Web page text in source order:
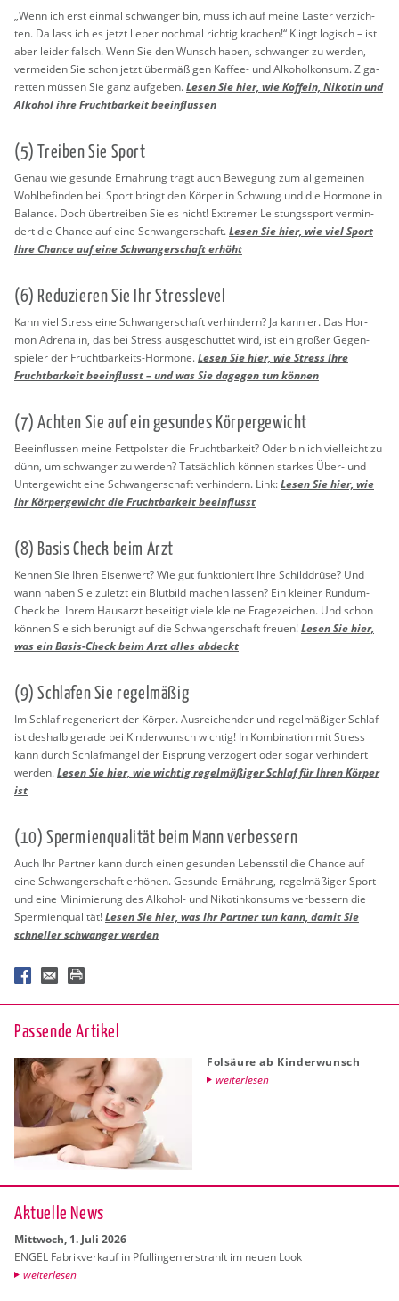
„Wenn ich erst ein­mal schwan­ger bin, muss ich auf meine Las­ter ver­zich­
ten. Da lass ich es jetzt lie­ber noch­mal rich­tig kra­chen!“ Klingt lo­gisch – ist
aber lei­der falsch. Wenn Sie den Wunsch haben, schwan­ger zu wer­den,
ver­mei­den Sie schon jetzt über­mä­ßi­gen Kaf­fee- und Al­ko­hol­kon­sum. Zi­ga­
ret­ten müs­sen Sie ganz auf­ge­ben.Lesen Sie hier, wie Kof­fe­in, Ni­ko­tin und
Al­ko­hol ihre Frucht­bar­keit be­ein­flus­sen
(5) Trei­ben Sie Sport
Genau wie ge­sun­de Er­näh­rung trägt auch Be­we­gung zum all­ge­mei­nen
Wohl­be­fin­den bei. Sport bringt den Kör­per in Schwung und die Hor­mo­ne in
Ba­lan­ce. Doch über­trei­ben Sie es nicht! Ex­tre­mer Leis­tungs­sport ver­min­
dert die Chan­ce auf eine Schwan­ger­schaft.Lesen Sie hier, wie viel Sport
Ihre Chan­ce auf eine Schwan­ger­schaft er­höht
(6) Re­du­zie­ren Sie Ihr Stress­le­vel
Kann viel Stress eine Schwan­ger­schaft ver­hin­dern? Ja kann er. Das Hor­
mon Ad­re­na­lin, das bei Stress aus­ge­schüt­tet wird, ist ein gro­ßer Ge­gen­
spie­ler der Frucht­bar­keits-Hor­mo­ne.Lesen Sie hier, wie Stress Ihre
Frucht­bar­keit be­ein­flusst – und was Sie da­ge­gen tun kön­nen
(7) Ach­ten Sie auf ein ge­sun­des Kör­per­ge­wicht
Be­ein­flus­sen meine Fett­pols­ter die Frucht­bar­keit? Oder bin ich viel­leicht zu
dünn, um schwan­ger zu wer­den? Tat­säch­lich kön­nen star­kes Über- und
Un­ter­ge­wicht eine Schwan­ger­schaft ver­hin­dern. Link:Lesen Sie hier, wie
Ihr Kör­per­ge­wicht die Frucht­bar­keit be­ein­flusst
(8) Basis Check beim Arzt
Ken­nen Sie Ihren Ei­sen­wert? Wie gut funk­tio­niert Ihre Schild­drü­se? Und
wann haben Sie zu­letzt ein Blut­bild ma­chen las­sen? Ein klei­ner Rund­um-
Check bei Ihrem Haus­arzt be­sei­tigt viele klei­ne Fra­ge­zei­chen. Und schon
kön­nen Sie sich be­ru­higt auf die Schwan­ger­schaft freu­en!Lesen Sie hier,
was ein Basis-Check beim Arzt alles ab­deckt
(9) Schla­fen Sie re­gel­mä­ßig
Im Schlaf re­ge­ne­riert der Kör­per. Aus­rei­chen­der und re­gel­mä­ßi­ger Schlaf
ist des­halb ge­ra­de bei Kin­der­wunsch wich­tig! In Kom­bi­na­ti­on mit Stress
kann durch Schlaf­man­gel der Ei­sprung ver­zö­gert oder sogar ver­hin­dert
wer­den.Lesen Sie hier, wie wich­tig re­gel­mä­ßi­ger Schlaf für Ihren Kör­per
ist
(10) Sper­mi­en­qua­li­tät beim Mann ver­bes­sern
Auch Ihr Part­ner kann durch einen ge­sun­den Le­bens­stil die Chan­ce auf
eine Schwan­ger­schaft er­hö­hen. Ge­sun­de Er­näh­rung, re­gel­mä­ßi­ger Sport
und eine Mi­ni­mie­rung des Al­ko­hol- und Ni­ko­tin­kon­sums ver­bes­sern die
Sper­mi­en­qua­li­tät!Lesen Sie hier, was Ihr Part­ner tun kann, damit Sie
schnel­ler schwan­ger wer­den
Pas­sen­de Ar­ti­kel
Fol­säu­re ab Kin­der­wunsch
wei­ter­le­sen
Ak­tu­el­le News
Mitt­woch, 1. Juli 2026
ENGEL Fa­brik­ver­kauf in Pful­lin­gen er­strahlt im neuen Look
wei­ter­le­sen